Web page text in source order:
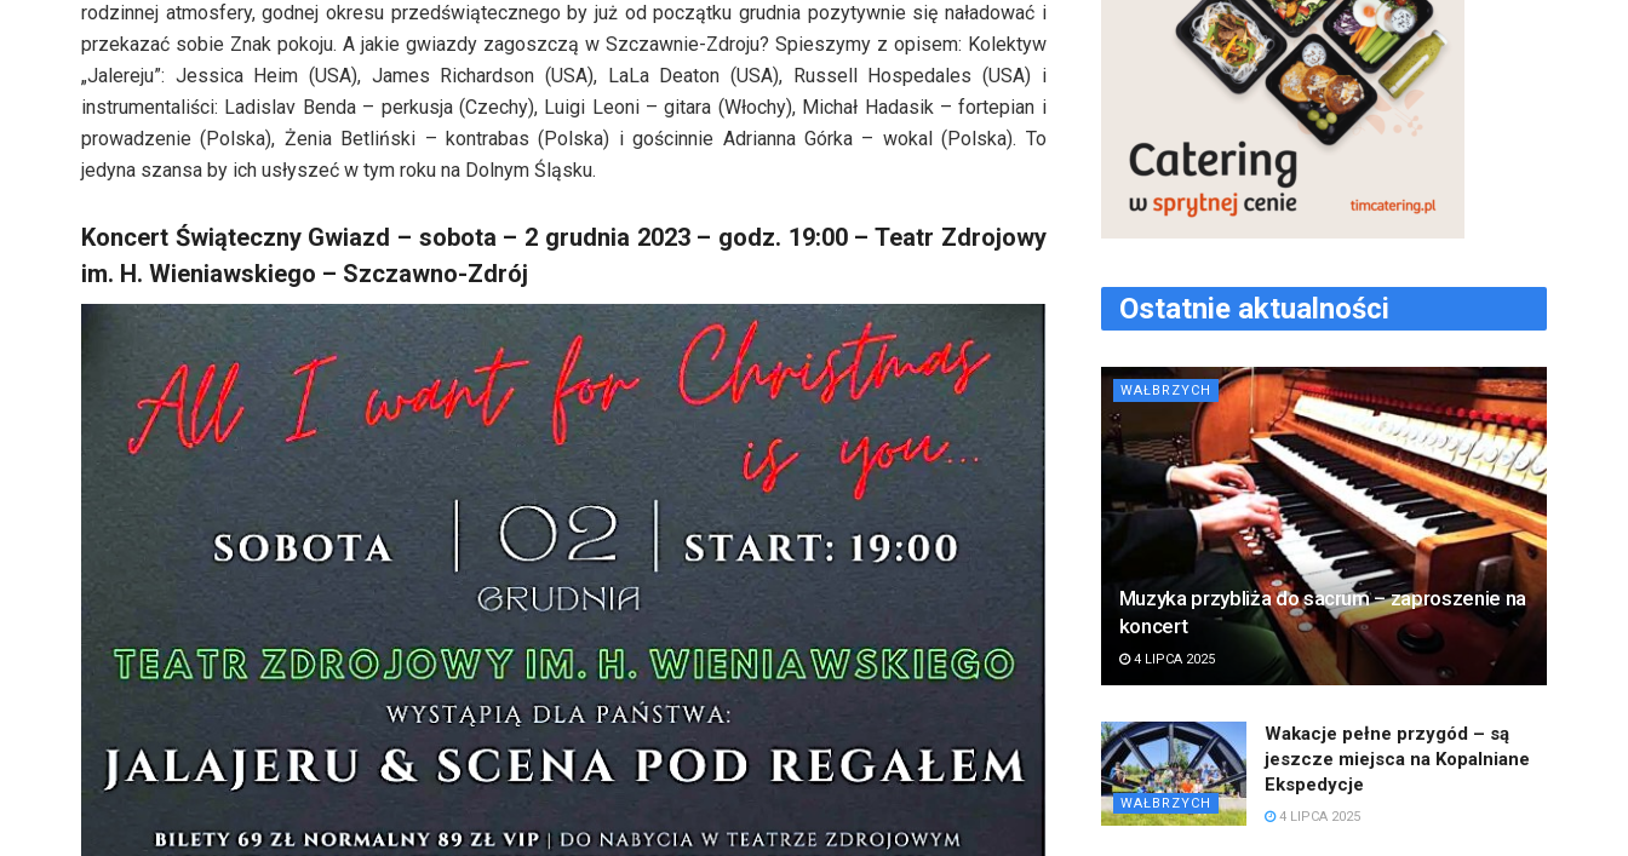
rodzinnej atmosfery, godnej okresu przedświątecznego by już od początku grudnia pozytywnie się naładować i
przekazać sobie Znak pokoju. A jakie gwiazdy zagoszczą w Szczawnie-Zdroju? Spieszymy z opisem: Kolektyw
„Jalereju”: Jessica Heim (USA), James Richardson (USA), LaLa Deaton (USA), Russell Hospedales (USA) i
instrumentaliści: Ladislav Benda – perkusja (Czechy), Luigi Leoni – gitara (Włochy), Michał Hadasik – fortepian i
prowadzenie (Polska), Żenia Betliński – kontrabas (Polska) i gościnnie Adrianna Górka – wokal (Polska). To
jedyna szansa by ich usłyszeć w tym roku na Dolnym Śląsku.
Koncert Świąteczny Gwiazd – sobota – 2 grudnia 2023 – godz. 19:00 – Teatr Zdrojowy
im. H. Wieniawskiego – Szczawno-Zdrój
Ostatnie aktualności
WAŁBRZYCH
Muzyka przybliża do sacrum – zaproszenie na
koncert
4 LIPCA 2025
WAŁBRZYCH
Wakacje pełne przygód – są
jeszcze miejsca na Kopalniane
Ekspedycje
4 LIPCA 2025